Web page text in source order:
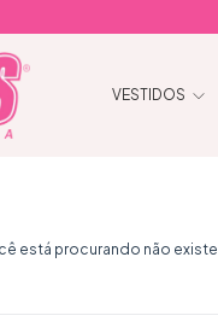
VESTIDOS
está procurando não existe.